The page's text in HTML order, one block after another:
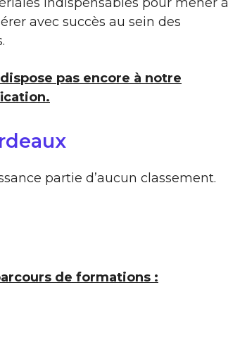
avec succès au sein des
pas encore à notre
partie d’aucun classement.
de formations :